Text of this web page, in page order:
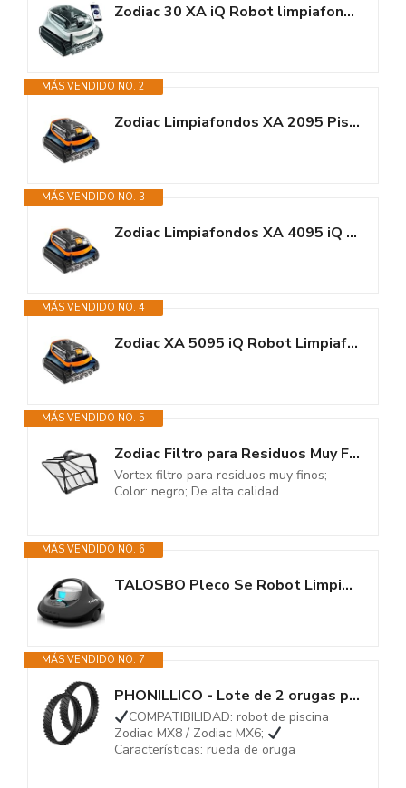
Zodiac 30 XA iQ Robot limpiafondos automatico Piscina hasta 12x6m, Limpia...
MÁS VENDIDO NO. 2
Zodiac Limpiafondos XA 2095 Piscinas de hasta 10 x 5 m. Limpia Suelo,...
MÁS VENDIDO NO. 3
Zodiac Limpiafondos XA 4095 iQ Piscinas de hasta 12 x 6 m; Limpia Suelo,...
MÁS VENDIDO NO. 4
Zodiac XA 5095 iQ Robot Limpiafondos Piscinas de hasta 12 x 6 m, Limpia...
MÁS VENDIDO NO. 5
Zodiac Filtro para Residuos Muy Finos, 60µ, para los Limpiafondos de...
Vortex filtro para residuos muy finos;
Color: negro; De alta calidad
MÁS VENDIDO NO. 6
TALOSBO Pleco Se Robot Limpiafondos Piscina, Limpieza Potente de 130...
MÁS VENDIDO NO. 7
PHONILLICO - Lote de 2 orugas para Zodiac MX8 MX6 – Rueda robot limpiador...
COMPATIBILIDAD: robot de piscina
Zodiac MX8 / Zodiac MX6;
Características: rueda de oruga